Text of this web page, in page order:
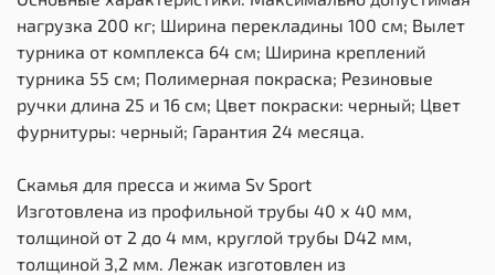
нагрузка 200 кг; Ширина перекладины 100 см; Вылет
турника от комплекса 64 см; Ширина креплений
турника 55 см; Полимерная покраска; Резиновые
ручки длина 25 и 16 см; Цвет покраски: черный; Цвет
фурнитуры: черный; Гарантия 24 месяца.
Скамья для пресса и жима Sv Sport
Изготовлена из профильной трубы 40 х 40 мм,
толщиной от 2 до 4 мм, круглой трубы D42 мм,
толщиной 3,2 мм. Лежак изготовлен из